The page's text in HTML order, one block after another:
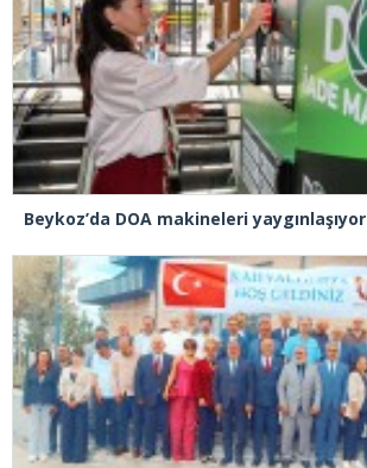
Beykoz’da DOA makineleri yaygınlaşıyor